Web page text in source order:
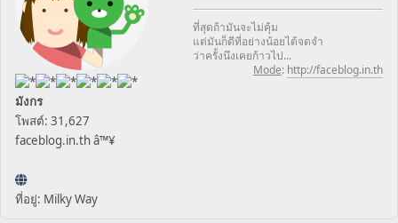
มังกร
โพสต์: 31,627
faceblog.in.th â™¥
ที่อยู่: Milky Way
ที่สุดถ้ามันจะไม่คุ้ม
แต่มันก็ดีที่อย่างน้อยได้จดจำ
ว่าครั้งนึงเคยก้าวไป...
Mode: http://faceblog.in.th